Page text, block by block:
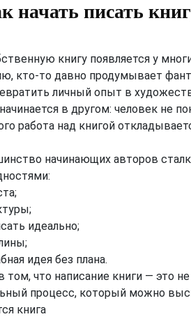
начать писать
книгу появляется у
кто-то давно продумывает
личный опыт в
в другом: человек не
работа над книгой
начинающих авторов
идеально;
идея без плана.
что написание книги — это
процесс, который можно
книга